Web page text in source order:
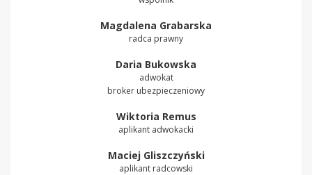
Magdalena Grabarska
radca prawny
Daria Bukowska
adwokat
broker ubezpieczeniowy
Wiktoria Remus
aplikant adwokacki
Maciej Gliszczyński
aplikant radcowski